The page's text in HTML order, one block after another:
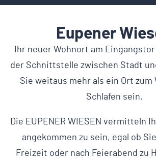
Eupener
Ihr neuer Wohnort am
der Schnittstelle zwischen Stadt
Sie weitaus mehr als ein Ort zum
Schlafen sein.
Die EUPENER WIESEN vermitteln
angekommen zu sein, egal ob
Freizeit oder nach Feierabend zu